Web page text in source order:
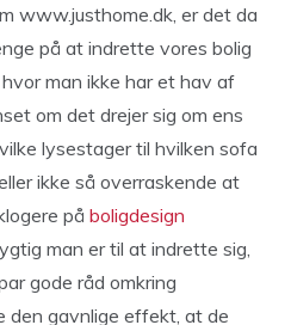
www.justhome.dk, er det da
på at indrette vores bolig
man ikke har et hav af
om det drejer sig om ens
lysestager til hvilken sofa
ikke så overraskende at
på boligdesign
man er til at indrette sig,
gode råd omkring
den gavnlige effekt, at de